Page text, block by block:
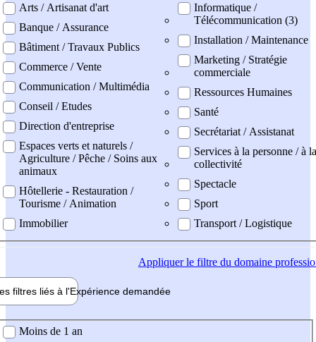
Arts / Artisanat d'art
Banque / Assurance
Bâtiment / Travaux Publics
Commerce / Vente
Communication / Multimédia
Conseil / Etudes
Direction d'entreprise
Espaces verts et naturels /
Agriculture / Pêche / Soins aux
animaux
Hôtellerie - Restauration /
Tourisme / Animation
Immobilier
Informatique /
Télécommunication (3)
Installation / Maintenance
Marketing / Stratégie
commerciale
Ressources Humaines
Santé
Secrétariat / Assistanat
Services à la personne / à la
collectivité
Spectacle
Sport
Transport / Logistique
Appliquerle filtre du domaine
filtres liés à l'Expérience demandée
demandée
Moins de 1 an